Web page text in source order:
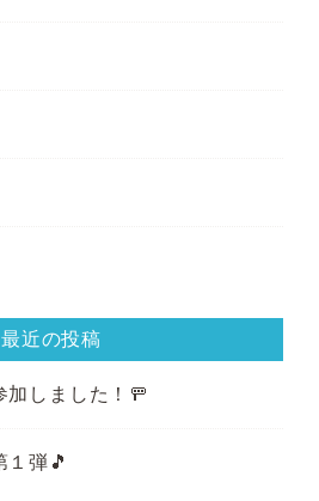
最近の投稿
加しました！🚥
１弾🎵